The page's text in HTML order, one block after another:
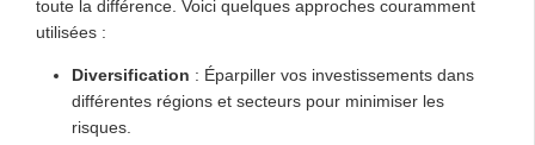
toute la différence. Voici quelques approches couramment
utilisées :
Diversification : Éparpiller vos investissements dans
différentes régions et secteurs pour minimiser les
risques.